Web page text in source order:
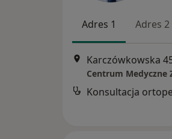
Adres 1 Adres 2
Karczówkowska
Centrum Medyczne
Konsultacja